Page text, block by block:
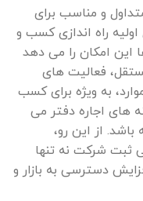
و مناسب برای
راه ‌اندازی کسب ‌و
این امکان را می ‌دهد
فعالیت ‌های
به ویژه برای کسب
های اجاره دفتر می
از این رو،
ثبت شرکت نه تنها
دسترسی به بازار و